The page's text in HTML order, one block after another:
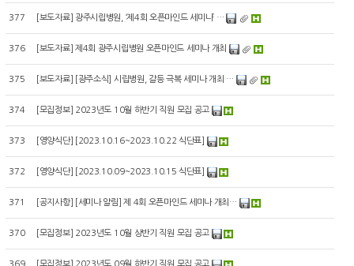
377 보도자료] 광주시립병원, ‘제4회 오픈마인드 세미나’ …
376 보도자료] 제4회 광주시립병원 오픈마인드 세미나 개최
375 보도자료] [광주소식] 시립병원, 갈등 극복 세미나 개최 …
374 모집정보] 2023년도 10월 하반기 직원 모집 공고
373 영양식단] [2023.10.16~2023.10.22 식단표]
372 영양식단] [2023.10.09~2023.10.15 식단표]
371 공지사항] [세미나 알림] 제 4회 오픈마인드 세미나 개최…
370 모집정보] 2023년도 10월 상반기 직원 모집 공고
369 모집정보] 2023년도 09월 하반기 직원 모집 공고